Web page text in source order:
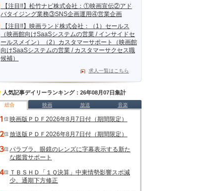
【注目!!】松竹ナビ株式会社：①映画宣伝②アド
バタイジング業務③SNS企画運用④営業企画
【注目!!】映画ランド株式会社：（1）セールス
（映画館向けSaaSシステムの営業 / インサイドセ
ールスメイン）（2）カスタマーサポート（映画館
向けSaaSシステムの営業 / カスタマーサクセス職
候補）
求人一覧はこちら
人気記事デイリーランキング：26年08月07日集計
総合 映画 放送 音楽
映画版ＰＤＦ2026年8月7日付（期間限定）
放送版ＰＤＦ2026年8月7日付（期間限定）
パラブラ、眼鏡のレンズに字幕表示する新た
な鑑賞サポート
ＴＢＳＨＤ「１Ｑ決算」中東情勢影響スポ減
少、通期下方修正